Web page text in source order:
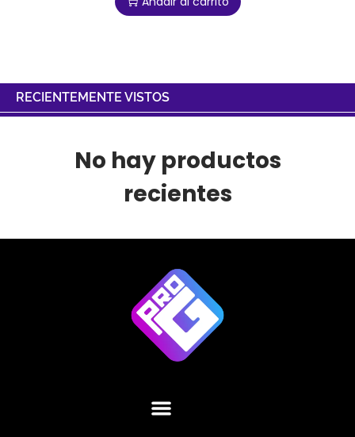
RECIENTEMENTE VISTOS
No hay productos
recientes